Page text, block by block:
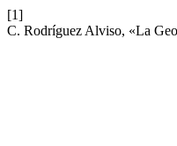
[1]
C. Rodríguez Alviso, «La